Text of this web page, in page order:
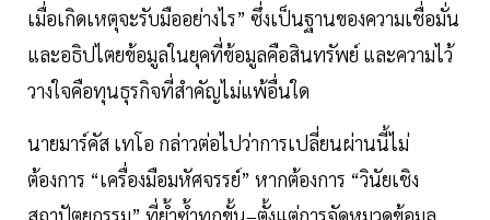
เมื่อเกิดเหตุจะรับมืออย่างไร” ซึ่งเป็นฐานของความเชื่อมั่น
และอธิปไตยข้อมูลในยุคที่ข้อมูลคือสินทรัพย์ และความไว้
วางใจคือทุนธุรกิจที่สำคัญไม่แพ้อื่นใด
นายมาร์คัส เทโอ กล่าวต่อไปว่าการเปลี่ยนผ่านนี้ไม่
ต้องการ “เครื่องมือมหัศจรรย์” หากต้องการ “วินัยเชิง
สถาปัตยกรรม” ที่ย้ำซ้ำทุกขั้น–ตั้งแต่การจัดหมวดข้อมูล